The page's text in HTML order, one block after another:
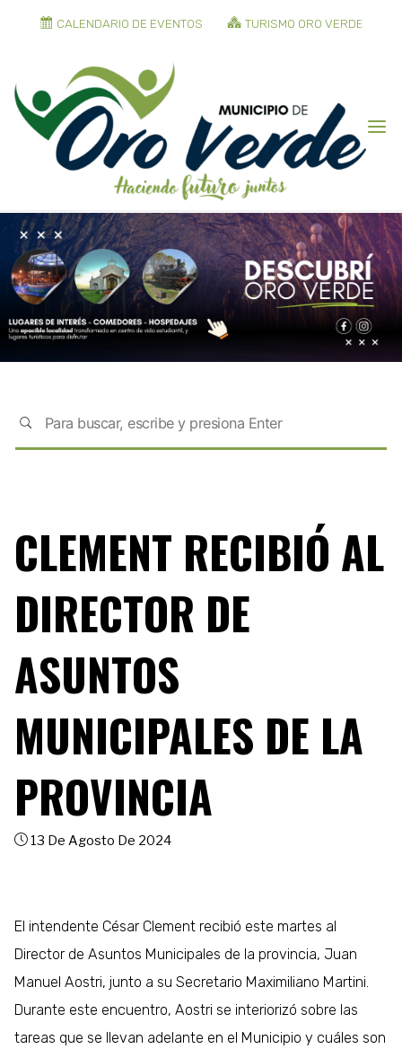
CALENDARIO DE EVENTOS TURISMO ORO VERDE
CLEMENT RECIBIÓ AL
DIRECTOR DE
ASUNTOS
MUNICIPALES DE LA
PROVINCIA
13 De Agosto De 2024
El intendente César Clement recibió este martes al
Director de Asuntos Municipales de la provincia, Juan
Manuel Aostri, junto a su Secretario Maximiliano Martini.
Durante este encuentro, Aostri se interiorizó sobre las
tareas que se llevan adelante en el Municipio y cuáles son